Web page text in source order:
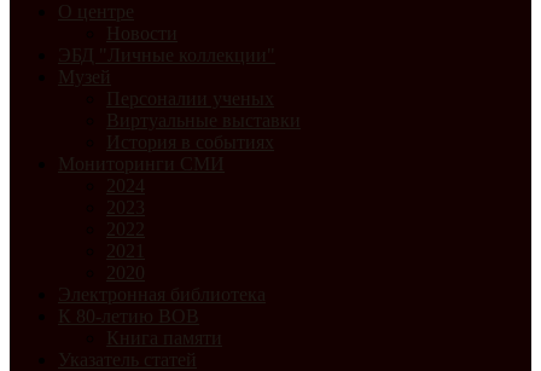
О центре
Новости
ЭБД "Личные коллекции"
Музей
Персоналии ученых
Виртуальные выставки
История в событиях
Мониторинги СМИ
2024
2023
2022
2021
2020
Электронная библиотека
К 80-летию ВОВ
Книга памяти
Указатель статей